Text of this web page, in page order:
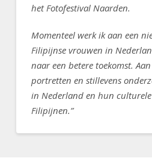
het Fotofestival Naarden.
Momenteel werk ik aan een
Filipijnse vrouwen in
naar een betere toekomst.
portretten en stillevens
in Nederland en hun
Filipijnen.”